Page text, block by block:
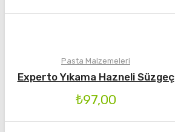
Pasta Malzemeleri
Experto Yıkama Hazneli Süzgeç
₺97,00